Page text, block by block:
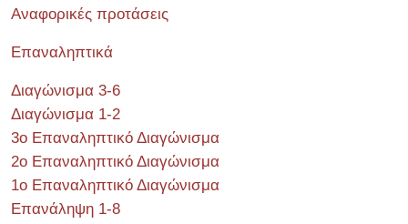
Αναφορικές προτάσεις
Επαναληπτικά
Διαγώνισμα 3-6
Διαγώνισμα 1-2
3ο Επαναληπτικό Διαγώνισμα
2ο Επαναληπτικό Διαγώνισμα
1ο Επαναληπτικό Διαγώνισμα
Επανάληψη 1-8